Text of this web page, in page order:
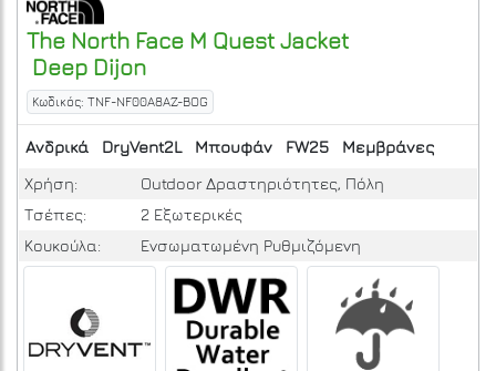
The North Face M Quest Jacket
Deep Dijon
Κωδικός: TNF-NF00A8AZ-BOG
Ανδρικά DryVent2L Μπουφάν FW25
Μεμβράνες
Χρήση:
Outdoor Δραστηριότητες, Πόλη
Τσέπες:
2 Εξωτερικές
Κουκούλα:
Ενσωματωμένη Ρυθμιζόμενη